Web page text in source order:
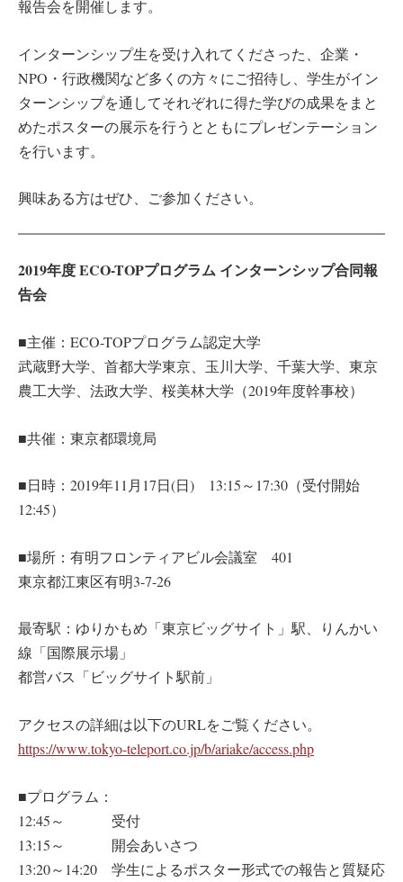
報告会を開催します。
インターンシップ生を受け入れてくださった、企業・
NPO・行政機関など多くの方々にご招待し、学生がイン
ターンシップを通してそれぞれに得た学びの成果をまと
めたポスターの展示を行うとともにプレゼンテーション
を行います。
興味ある方はぜひ、ご参加ください。
2019年度 ECO-TOPプログラム インターンシップ合同報
告会
■主催：ECO-TOPプログラム認定大学
武蔵野大学、首都大学東京、玉川大学、千葉大学、東京
農工大学、法政大学、桜美林大学（2019年度幹事校）
■共催：東京都環境局
■日時：2019年11月17日(日) 13:15～17:30（受付開始
12:45）
■場所：有明フロンティアビル会議室 401
東京都江東区有明3-7-26
最寄駅：ゆりかもめ「東京ビッグサイト」駅、りんかい
線「国際展示場」
都営バス「ビッグサイト駅前」
アクセスの詳細は以下のURLをご覧ください。
https://www.tokyo-teleport.co.jp/b/ariake/access.php
■プログラム：
12:45～ 受付
13:15～ 開会あいさつ
13:20～14:20 学生によるポスター形式での報告と質疑応